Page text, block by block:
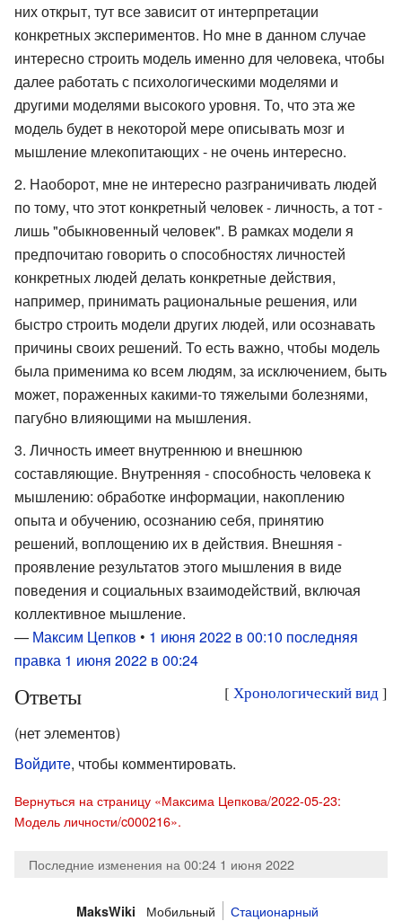
них открыт, тут все зависит от интерпретации
конкретных экспериментов. Но мне в данном случае
интересно строить модель именно для человека, чтобы
далее работать с психологическими моделями и
другими моделями высокого уровня. То, что эта же
модель будет в некоторой мере описывать мозг и
мышление млекопитающих - не очень интересно.
Наоборот, мне не интересно разграничивать людей
по тому, что этот конкретный человек - личность, а тот -
лишь "обыкновенный человек". В рамках модели я
предпочитаю говорить о способностях личностей
конкретных людей делать конкретные действия,
например, принимать рациональные решения, или
быстро строить модели других людей, или осознавать
причины своих решений. То есть важно, чтобы модель
была применима ко всем людям, за исключением, быть
может, пораженных какими-то тяжелыми болезнями,
пагубно влияющими на мышления.
Личность имеет внутреннюю и внешнюю
составляющие. Внутренняя - способность человека к
мышлению: обработке информации, накоплению
опыта и обучению, осознанию себя, принятию
решений, воплощению их в действия. Внешняя -
проявление результатов этого мышления в виде
поведения и социальных взаимодействий, включая
коллективное мышление.
— Максим Цепков • 1 июня 2022 в 00:10 последняя
правка 1 июня 2022 в 00:24
[ Хронологический вид]
Ответы
(нет элементов)
Войдите, чтобы комментировать.
Вернуться на страницу «Максима Цепкова/2022-05-23:
Модель личности/c000216».
Последние изменения на 00:24 1 июня 2022
MaksWiki Мобильный Стационарный